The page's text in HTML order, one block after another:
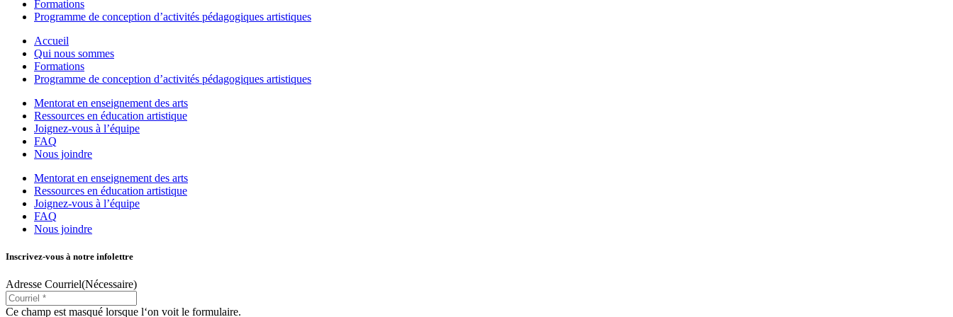
Formations
Programme de conception d’activités pédagogiques artistiques
Accueil
Qui nous sommes
Formations
Programme de conception d’activités pédagogiques artistiques
Mentorat en enseignement des arts
Ressources en éducation artistique
Joignez-vous à l’équipe
FAQ
Nous joindre
Mentorat en enseignement des arts
Ressources en éducation artistique
Joignez-vous à l’équipe
FAQ
Nous joindre
Inscrivez-vous à notre infolettre
Adresse Courriel(Nécessaire)
Ce champ est masqué lorsque l‘on voit le formulaire.